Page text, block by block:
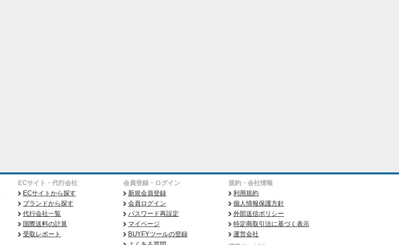
ECサイト・代行会社
ECサイトから探す
ブランドから探す
代行会社一覧
国際送料の計算
受取レポート
会員登録・ログイン
新規会員登録
会員ログイン
パスワード再設定
マイページ
BUYFYツールの登録
規約・会社情報
利用規約
個人情報保護方針
外部送信ポリシー
特定商取引法に基づく表示
運営会社